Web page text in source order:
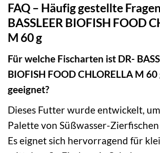
FAQ – Häufig gestellte
BASSLEER BIOFISH FOOD
M 60 g
Für welche Fischarten ist DR-
BIOFISH FOOD CHLORELLA M
geeignet?
Dieses Futter wurde entwickelt,
Palette von Süßwasser-Zierfischen
Es eignet sich hervorragend für